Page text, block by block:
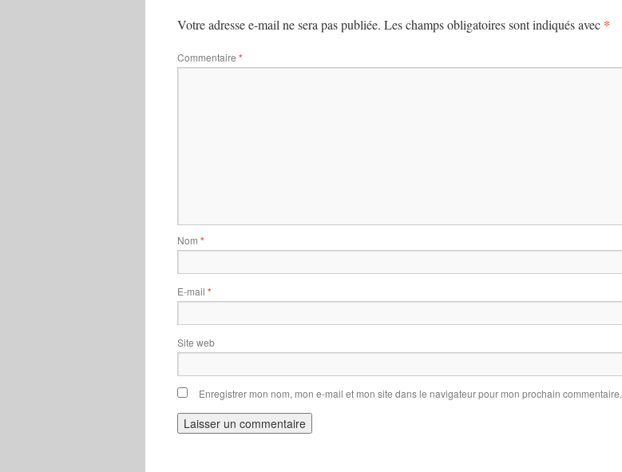
Votre adresse e-mail ne sera pas publiée. Les champs obligatoires sont indiqués avec *
Commentaire *
Nom *
E-mail *
Site web
Enregistrer mon nom, mon e-mail et mon site dans le navigateur pour mon prochain commentaire.